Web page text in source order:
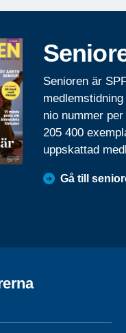
Senioren är
nio nummer
205 400
uppskattad
Gå till